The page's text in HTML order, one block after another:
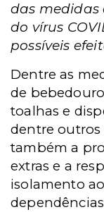
das medidas
do vírus
possíveis
Dentre as
de
toalhas e
dentre outros
também a
extras e a
isolamento